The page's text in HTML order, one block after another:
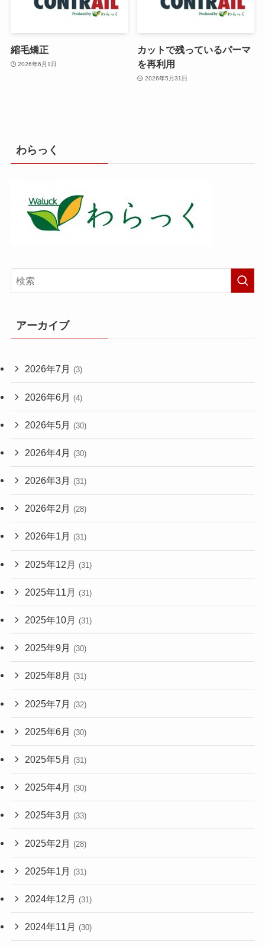
縮毛矯正
2026年6月1日
カットで残っているパーマ
を再利用
2026年5月31日
わらっく
アーカイブ
2026年7月 (3)
2026年6月 (4)
2026年5月 (30)
2026年4月 (30)
2026年3月 (31)
2026年2月 (28)
2026年1月 (31)
2025年12月 (31)
2025年11月 (31)
2025年10月 (31)
2025年9月 (30)
2025年8月 (31)
2025年7月 (32)
2025年6月 (30)
2025年5月 (31)
2025年4月 (30)
2025年3月 (33)
2025年2月 (28)
2025年1月 (31)
2024年12月 (31)
2024年11月 (30)